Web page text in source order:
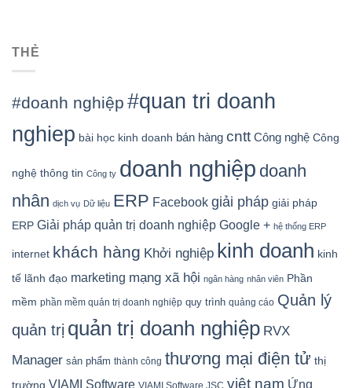
THẺ
#doanh nghiệp #quan tri doanh
nghiep bài học kinh doanh bán hàng cntt Công nghệ Công
nghệ thông tin Công ty doanh nghiệp doanh
nhân dịch vụ Dữ liệu ERP Facebook giải pháp giải pháp
ERP Giải pháp quản trị doanh nghiệp Google + hệ thống ERP
internet khách hàng Khởi nghiệp kinh doanh kinh
tế lãnh đạo marketing mạng xã hội ngân hàng nhân viên Phần
mềm phần mềm quản trị doanh nghiệp quy trình quảng cáo Quản lý
quản trị quản trị doanh nghiệp RVX
Manager sản phẩm thành công thương mại điện tử thị
trường VIAMI Software việt nam Ứng